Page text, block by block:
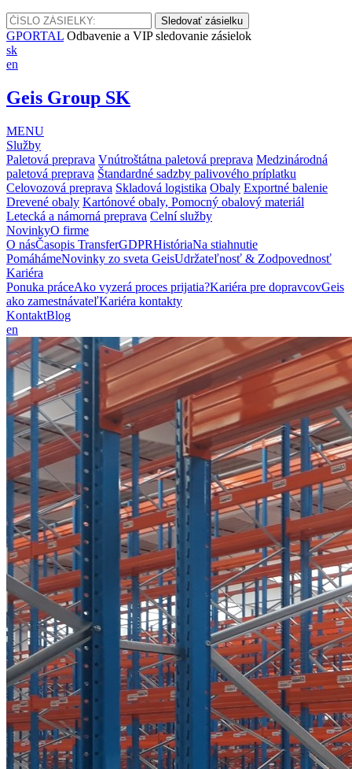
GPORTAL Odbavenie a VIP sledovanie zásielok
sk
en
Geis Group SK
MENU
Služby
Paletová preprava Vnútroštátna paletová preprava Medzinárodná
paletová preprava Štandardné sadzby palivového príplatku
Celovozová preprava Skladová logistika Obaly Exportné balenie
Drevené obaly Kartónové obaly, Pomocný obalový materiál
Letecká a námorná preprava Celní služby
NovinkyO firme
O násČasopis TransferGDPRHistóriaNa stiahnutie
PomáhámeNovinky zo sveta GeisUdržateľnosť & Zodpovednosť
Kariéra
Ponuka práceAko vyzerá proces prijatia?Kariéra pre dopravcovGeis
ako zamestnávateľKariéra kontakty
KontaktBlog
en